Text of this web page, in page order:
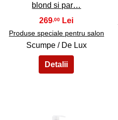
blond si par…
269 ,00
Produse speciale pentru salon
Scumpe / De Lux